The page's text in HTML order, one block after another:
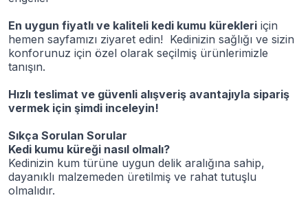
En uygun fiyatlı ve kaliteli kedi kumu kürekleri için
hemen sayfamızı ziyaret edin! Kedinizin sağlığı ve sizin
konforunuz için özel olarak seçilmiş ürünlerimizle
tanışın.
Hızlı teslimat ve güvenli alışveriş avantajıyla sipariş
vermek için şimdi inceleyin!
Sıkça Sorulan Sorular
Kedi kumu küreği nasıl olmalı?
Kedinizin kum türüne uygun delik aralığına sahip,
dayanıklı malzemeden üretilmiş ve rahat tutuşlu
olmalıdır.